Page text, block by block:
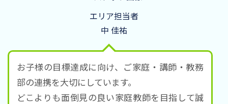
エリア担当者
中 佳祐
お子様の目標達成に向け、ご家庭・講師・教務
部の連携を大切にしています。
どこよりも面倒見の良い家庭教師を目指して誠